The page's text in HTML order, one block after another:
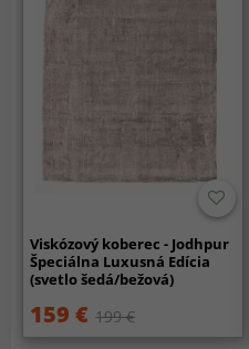
Viskózový koberec - Jodhpur
Špeciálna Luxusná Edícia
(svetlo šedá/bežová)
159 € 199 €